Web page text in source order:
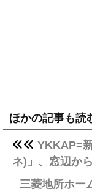
ほかの記事も読
YKKAP=
ネ)」、窓辺か
三菱地所ホー